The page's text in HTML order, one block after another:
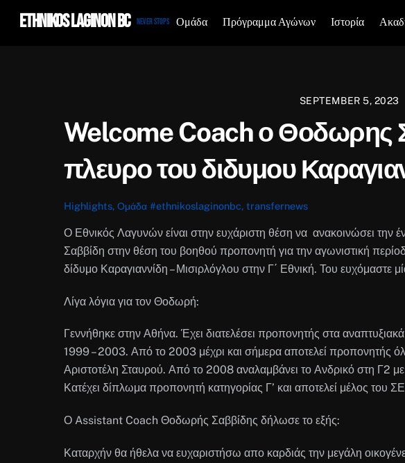
Ethnikos Laginon BC Never Stops Ομάδα Πρόγραμμα Αγώνων Ιστορία
SEPTEMBER 5, 2023
Welcome Coach ο Θοδωρης
πλευρο του διδυμου
Highlights, Ομάδα #ethnikoslaginonbc, transfernews
Ο Εθνικός Λαγυνών είναι στην ευχάριστη θέση να ανακοινώσει την
Σαββίδη στην θέση του βοηθού προπονητή για την αγωνιστική
δίδυμο Καραγιαννίδη – Μισιρλόγλου στην Γ΄ Εθνική. Του ευχόμαστε
Λίγα λόγια για τον Θοδωρή:
Γεννήθηκε στην Αθήνα. Έχει διατελέσει προπονητής στα
1999 – 2003. Από το 2003 μέχρι και σήμερα αποτελεί προπονητής
Αριστοτέλη Σταυρού. Από το 2008 αναλαμβάνει το Ανδρικό στη Γ2
Κατέχει δίπλωμα προπονητή κατηγορίας Γ’ και αποτελεί μέλος του
Ο Assistant Coach Θοδωρής Σαββίδης δήλωσε το εξής:
Καταρχήν θα ήθελα να ευχαριστήσω απο καρδιάς την μεγάλη